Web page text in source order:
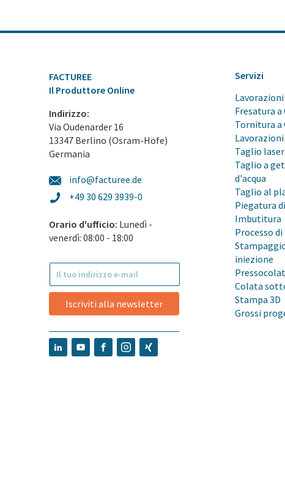
FACTUREE
Il Produttore Online
Indirizzo:
Via Oudenarder 16
13347 Berlino (Osram-Höfe)
Germania
info@facturee.de
+49 30 629 3939-0
Orario d'ufficio: Lunedì -
venerdì: 08:00 - 18:00
Iscriviti alla newsletter
Servizi
Lavorazioni
Fresatura a
Tornitura a
Taglio laser
Taglio a
d'acqua
Taglio al
Piegatura
Imbutitura
Processo
iniezione
Colata
Stampa 3D
Grossi